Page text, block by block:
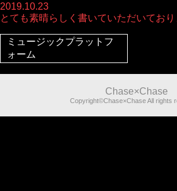
2019.10.23
とても素晴らしく書いていただいており
ミュージックプラットフ
ォーム
Chase×Chase
Copyright©Chase×Chase All rights